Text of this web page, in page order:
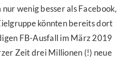
wenig besser als Facebook,
könnten bereits dort
FB-Ausfall im März 2019
Zeit drei Millionen (!) neue